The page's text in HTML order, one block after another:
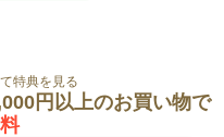
特典を見る
円以上のお買い物で